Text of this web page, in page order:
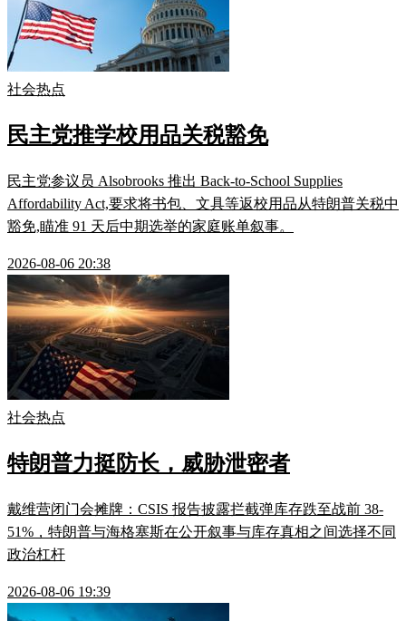
社会热点
民主党推学校用品关税豁免
民主党参议员 Alsobrooks 推出 Back-to-School Supplies
Affordability Act,要求将书包、文具等返校用品从特朗普关税中
豁免,瞄准 91 天后中期选举的家庭账单叙事。
2026-08-06 20:38
社会热点
特朗普力挺防长，威胁泄密者
戴维营闭门会摊牌：CSIS 报告披露拦截弹库存跌至战前 38-
51%，特朗普与海格塞斯在公开叙事与库存真相之间选择不同
政治杠杆
2026-08-06 19:39